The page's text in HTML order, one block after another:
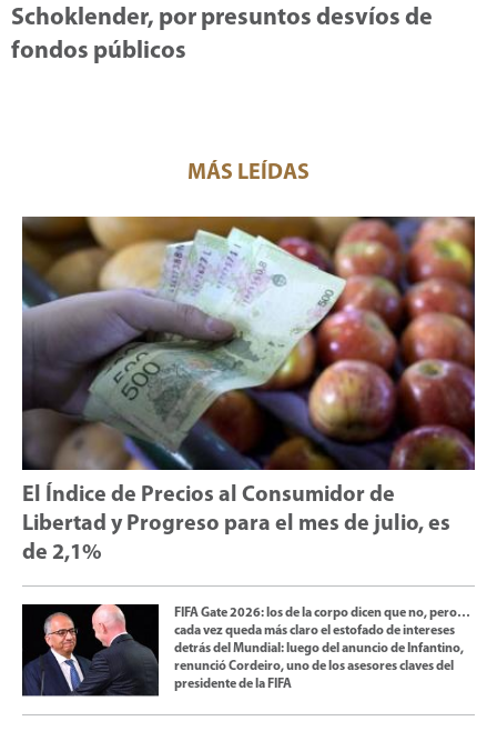
Schoklender, por presuntos desvíos de
fondos públicos
MÁS LEÍDAS
El Índice de Precios al Consumidor de
Libertad y Progreso para el mes de julio, es
de 2,1%
FIFA Gate 2026: los de la corpo dicen que no, pero…
cada vez queda más claro el estofado de intereses
detrás del Mundial: luego del anuncio de Infantino,
renunció Cordeiro, uno de los asesores claves del
presidente de la FIFA